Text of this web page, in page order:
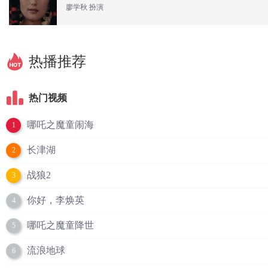
廖学秋 扮演
热播推荐
热门视频
1 哪吒之魔童闹海
2 长津湖
3 战狼2
4 你好，李焕英
5 哪吒之魔童降世
6 流浪地球